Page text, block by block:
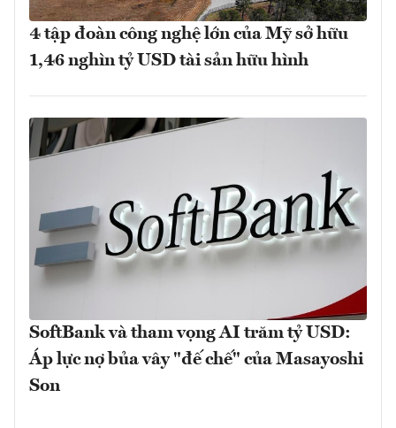
4 tập đoàn công nghệ lớn của Mỹ sở hữu
1,46 nghìn tỷ USD tài sản hữu hình
SoftBank và tham vọng AI trăm tỷ USD:
Áp lực nợ bủa vây "đế chế" của Masayoshi
Son